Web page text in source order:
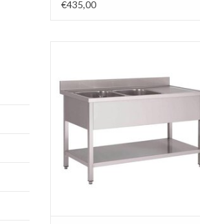
€435,00
TOEVOEGEN AAN WINKELWAGEN